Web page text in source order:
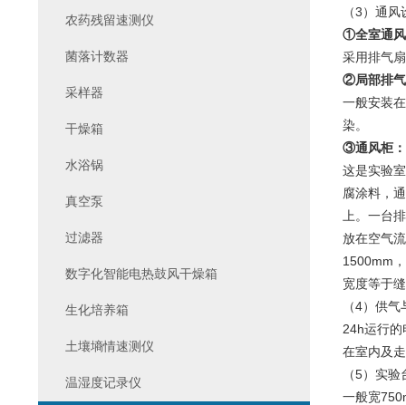
（3）通
①全室通
采用排气
②局部排
一般安装
染。
③通风柜：
这是实验
腐涂料，
上。一台
放在空气
1500mm
宽度等于
（4）供
24h运行
在室内及
（5）实
一般宽
农药残留速测仪
菌落计数器
采样器
干燥箱
水浴锅
真空泵
过滤器
数字化智能电热鼓风干燥箱
生化培养箱
土壤墒情速测仪
温湿度记录仪